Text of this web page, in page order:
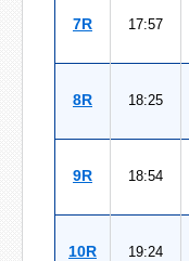
7R 17:57
8R 18:25
9R 18:54
10R 19:24